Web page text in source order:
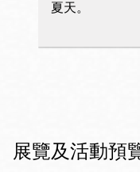
夏天。
展覽及活動預